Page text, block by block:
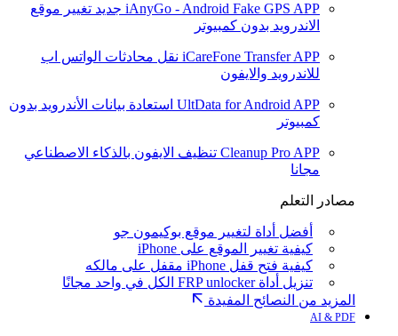
iAnyGo - Android Fake GPS APP جديد تغيير موقع
الاندرويد بدون كمبيوتر
iCareFone Transfer APP نقل محادثات الواتس اب
للاندرويد والايفون
UltData for Android APP استعادة بيانات الأندرويد بدون
كمبيوتر
Cleanup Pro APP تنظيف الايفون بالذكاء الاصطناعي
مجانا
مصادر التعلم
أفضل أداة لتغيير موقع بوكيمون جو
كيفية تغيير الموقع على iPhone
كيفية فتح قفل iPhone مقفل على مالكه
تنزيل أداة FRP unlocker الكل في واحد مجانًا
المزيد من النصائح المفيدة
AI & PDF